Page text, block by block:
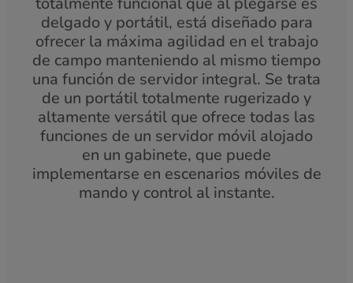
delgado y portátil, está diseñado para
ofrecer la máxima agilidad en el trabajo
de campo manteniendo al mismo tiempo
una función de servidor integral. Se trata
de un portátil totalmente rugerizado y
altamente versátil que ofrece todas las
funciones de un servidor móvil alojado
en un gabinete, que puede
implementarse en escenarios móviles de
mando y control al instante.